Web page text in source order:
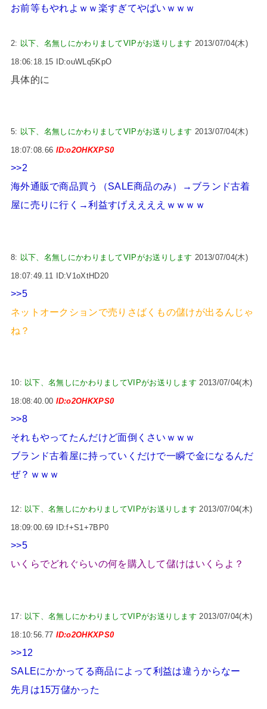
お前等もやれよｗｗ楽すぎてやばいｗｗｗ
2: 以下、名無しにかわりましてVIPがお送りします 2013/07/04(木)
18:06:18.15 ID:ouWLq5KpO
具体的に
5: 以下、名無しにかわりましてVIPがお送りします 2013/07/04(木)
18:07:08.66 ID:o2OHKXPS0
>>2
海外通販で商品買う（SALE商品のみ）→ブランド古着
屋に売りに行く→利益すげええええｗｗｗｗ
8: 以下、名無しにかわりましてVIPがお送りします 2013/07/04(木)
18:07:49.11 ID:V1oXtHD20
>>5
ネットオークションで売りさばくもの儲けが出るんじゃ
ね？
10: 以下、名無しにかわりましてVIPがお送りします 2013/07/04(木)
18:08:40.00 ID:o2OHKXPS0
>>8
それもやってたんだけど面倒くさいｗｗｗ
ブランド古着屋に持っていくだけで一瞬で金になるんだ
ぜ？ｗｗｗ
12: 以下、名無しにかわりましてVIPがお送りします 2013/07/04(木)
18:09:00.69 ID:f+S1+7BP0
>>5
いくらでどれぐらいの何を購入して儲けはいくらよ？
17: 以下、名無しにかわりましてVIPがお送りします 2013/07/04(木)
18:10:56.77 ID:o2OHKXPS0
>>12
SALEにかかってる商品によって利益は違うからなー
先月は15万儲かった